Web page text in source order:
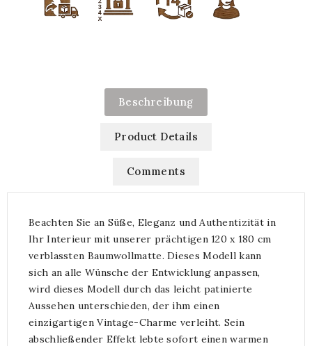
Beschreibung
Product Details
Comments
Beachten Sie an Süße, Eleganz und Authentizität in
Ihr Interieur mit unserer prächtigen 120 x 180 cm
verblassten Baumwollmatte. Dieses Modell kann
sich an alle Wünsche der Entwicklung anpassen,
wird dieses Modell durch das leicht patinierte
Aussehen unterschieden, der ihm einen
einzigartigen Vintage-Charme verleiht. Sein
abschließender Effekt lebte sofort einen warmen